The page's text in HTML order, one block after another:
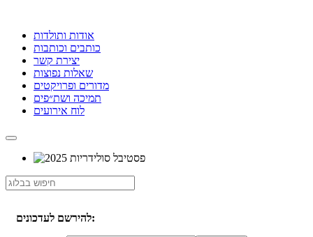
אודות ותולדות
כותבים וכותבות
יצירת קשר
שאלות נפוצות
מדורים ופרויקטים
תמיכה ושת״פים
לוח אירועים
להירשם לעדכונים: